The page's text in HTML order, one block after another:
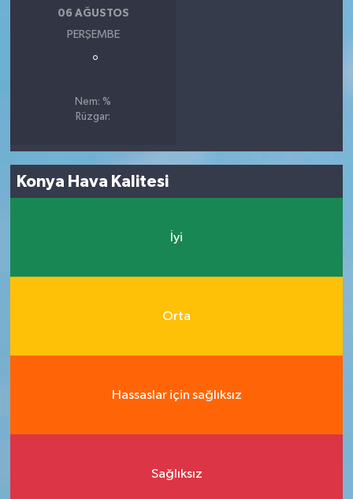
06 AĞUSTOS
PERŞEMBE
°
Nem: %
Rüzgar:
Konya Hava Kalitesi
İyi
Orta
Hassaslar için sağlıksız
Sağlıksız